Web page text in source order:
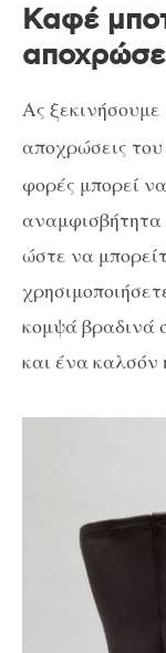
Καφέ
Ας
αποχρώσεις
φορές μπορεί
αναμφισβήτητα
ώστε να
κομψά βραδινά
και ένα καλσόν